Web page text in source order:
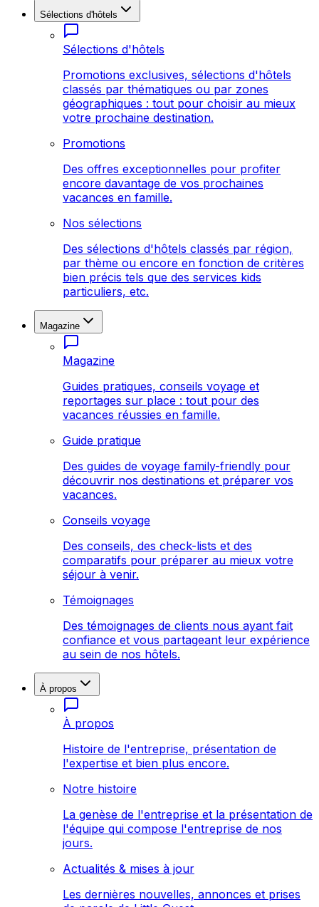
Sélections d'hôtels
Sélections d'hôtels
Promotions exclusives, sélections d'hôtels
classés par thématiques ou par zones
géographiques : tout pour choisir au mieux
votre prochaine destination.
Promotions
Des offres exceptionnelles pour profiter
encore davantage de vos prochaines
vacances en famille.
Nos sélections
Des sélections d'hôtels classés par région,
par thème ou encore en fonction de critères
bien précis tels que des services kids
particuliers, etc.
Magazine
Magazine
Guides pratiques, conseils voyage et
reportages sur place : tout pour des
vacances réussies en famille.
Guide pratique
Des guides de voyage family-friendly pour
découvrir nos destinations et préparer vos
vacances.
Conseils voyage
Des conseils, des check-lists et des
comparatifs pour préparer au mieux votre
séjour à venir.
Témoignages
Des témoignages de clients nous ayant fait
confiance et vous partageant leur expérience
au sein de nos hôtels.
À propos
À propos
Histoire de l'entreprise, présentation de
l'expertise et bien plus encore.
Notre histoire
La genèse de l'entreprise et la présentation de
l'équipe qui compose l'entreprise de nos
jours.
Actualités & mises à jour
Les dernières nouvelles, annonces et prises